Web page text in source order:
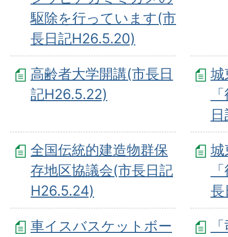
駆除を行っています(市
長日記H26.5.20)
高齢者大学開講(市長日
記H26.5.22)
城
全国伝統的建造物群保
存地区協議会(市長日記
H26.5.24)
城
車イスバスケットボー